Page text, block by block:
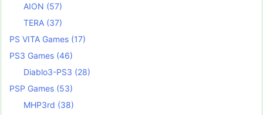
AION (57)
TERA (37)
PS VITA Games (17)
PS3 Games (46)
Diablo3-PS3 (28)
PSP Games (53)
MHP3rd (38)